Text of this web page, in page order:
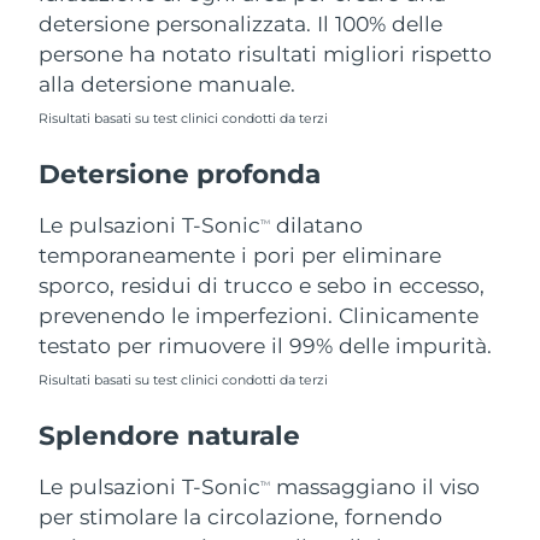
detersione personalizzata. Il 100% delle
persone ha notato risultati migliori rispetto
alla detersione manuale.
Risultati basati su test clinici condotti da terzi
Detersione profonda
Le pulsazioni T-SonicTM
dilatano
temporaneamente i pori per eliminare
sporco, residui di trucco e sebo in eccesso,
prevenendo le imperfezioni. Clinicamente
testato per rimuovere il 99% delle impurità.
Risultati basati su test clinici condotti da terzi
Splendore naturale
Le pulsazioni T-SonicTM
massaggiano il viso
per stimolare la circolazione, fornendo
Filippine Consegna stimata
Polonia
Qatar Consegna stimata
Riunione Consegna stimata 8/13/26
Romania Consegna stimata
Russia
Arabia Saudita Consegna stimata 8/9/26
Singapore Consegna stimata